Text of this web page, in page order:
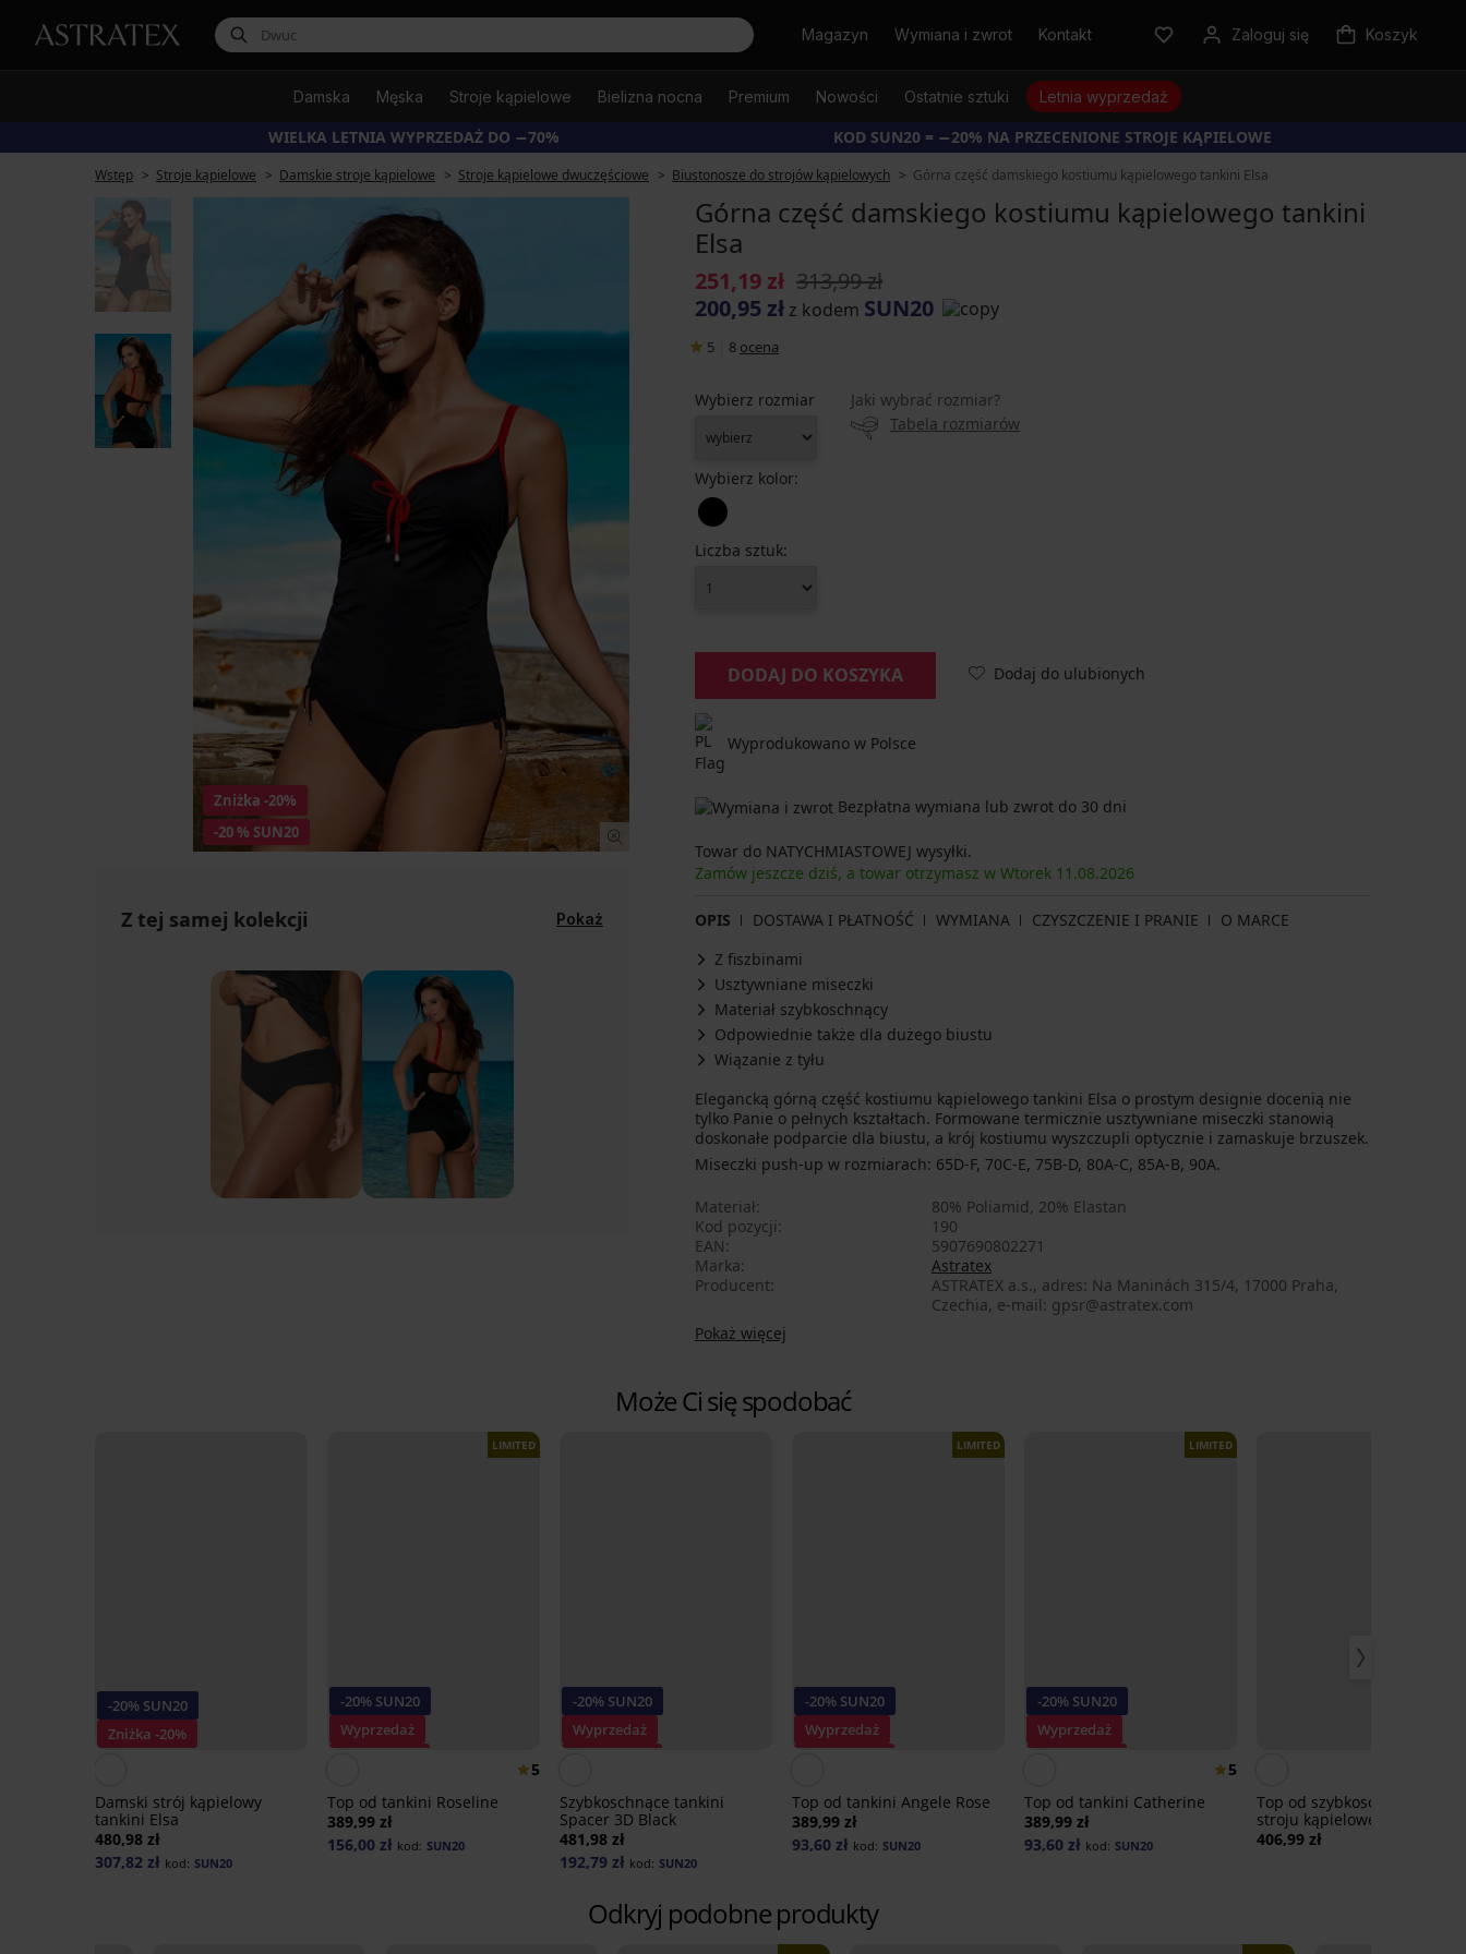
SzukajMagazyn Wymiana i zwrot Kontakt Zaloguj się Koszyk
Damska Męska Stroje kąpielowe Bielizna nocna Premium Nowości Ostatnie sztuki Letnia wyprzedaż
WIELKA LETNIA WYPRZEDAŻ DO −70% KOD SUN20 = −20% NA PRZECENIONE STROJE KĄPIELOWE
Wstęp Stroje kąpielowe Damskie stroje kąpielowe Stroje kąpielowe dwuczęściowe Biustonosze do strojów kąpielowych Górna część damskiego kostiumu kąpielowego tankini Elsa
Zniżka -20%
-20 % SUN20
Z tej samej kolekcji Pokaż
Górna część damskiego kostiumu kąpielowego tankini
Elsa
251,19 zł 313,99 zł
200,95 zł z kodem SUN20
5 8 ocena
Wybierz rozmiar
Jaki wybrać rozmiar?
Tabela rozmiarów
Wybierz kolor:
Liczba sztuk:
DODAJ DO KOSZYKA Dodaj do ulubionych
Wyprodukowano w Polsce
Bezpłatna wymiana lub zwrot do 30 dni
Towar do NATYCHMIASTOWEJ wysyłki.
Zamów jeszcze dziś, a towar otrzymasz w Wtorek 11.08.2026
OPIS DOSTAWA I PŁATNOŚĆ WYMIANA CZYSZCZENIE I PRANIE
O MARCE
Z fiszbinami
Usztywniane miseczki
Materiał szybkoschnący
Odpowiednie także dla dużego biustu
Wiązanie z tyłu
Elegancką górną część kostiumu kąpielowego tankini Elsa o prostym designie docenią nie
tylko Panie o pełnych kształtach. Formowane termicznie usztywniane miseczki stanowią
doskonałe podparcie dla biustu, a krój kostiumu wyszczupli optycznie i zamaskuje brzuszek.
Miseczki push-up w rozmiarach: 65D-F, 70C-E, 75B-D, 80A-C, 85A-B, 90A.
Materiał
80% Poliamid, 20% Elastan
Kod pozycji
190
EAN
5907690802271
Marka
Astratex
Producent
ASTRATEX a.s., adres: Na Maninách 315/4, 17000 Praha,
Czechia, e-mail: gpsr@astratex.com
Pokaż więcej
Może Ci się spodobać
-20% SUN20
Zniżka -20%
Damski strój kąpielowy
tankini Elsa
480,98 zł
307,82 zł kod: SUN20
-20% SUN20
Wyprzedaż
LIMITED
5
Top od tankini Roseline
389,99 zł
156,00 zł kod: SUN20
-20% SUN20
Wyprzedaż
Szybkoschnące tankini
Spacer 3D Black
481,98 zł
192,79 zł kod: SUN20
-20% SUN20
Wyprzedaż
LIMITED
Top od tankini Angele Rose
389,99 zł
93,60 zł kod: SUN20
-20% SUN20
Wyprzedaż
LIMITED
5
Top od tankini Catherine
389,99 zł
93,60 zł kod: SUN20
Top od szybkoschnącego
stroju kąpielowego tankini
Spacer Lara Gold
406,99 zł
Odkryj podobne produkty